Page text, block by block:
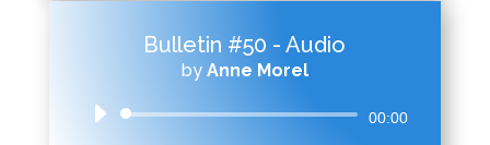
Bulletin #50 - Audio
by Anne Morel
Audio
00:00